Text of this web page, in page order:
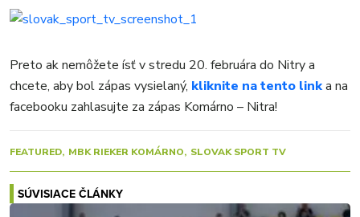
FOTKY
MIX
Preto ak nemôžete ísť v stredu 20. februára do Nitry a
chcete, aby bol zápas vysielaný, kliknite na tento linka na
facebooku zahlasujte za zápas Komárno – Nitra!
FEATURED MBK RIEKER KOMÁRNO SLOVAK SPORT TV
SÚVISIACE ČLÁNKY